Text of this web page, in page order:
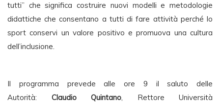
tutti” che significa costruire nuovi modelli e metodologie
didattiche che consentano a tutti di fare attività perché lo
sport conservi un valore positivo e promuova una cultura
dell’inclusione.
Il programma prevede alle ore 9 il saluto delle
Autorità: Claudio Quintano, Rettore Università